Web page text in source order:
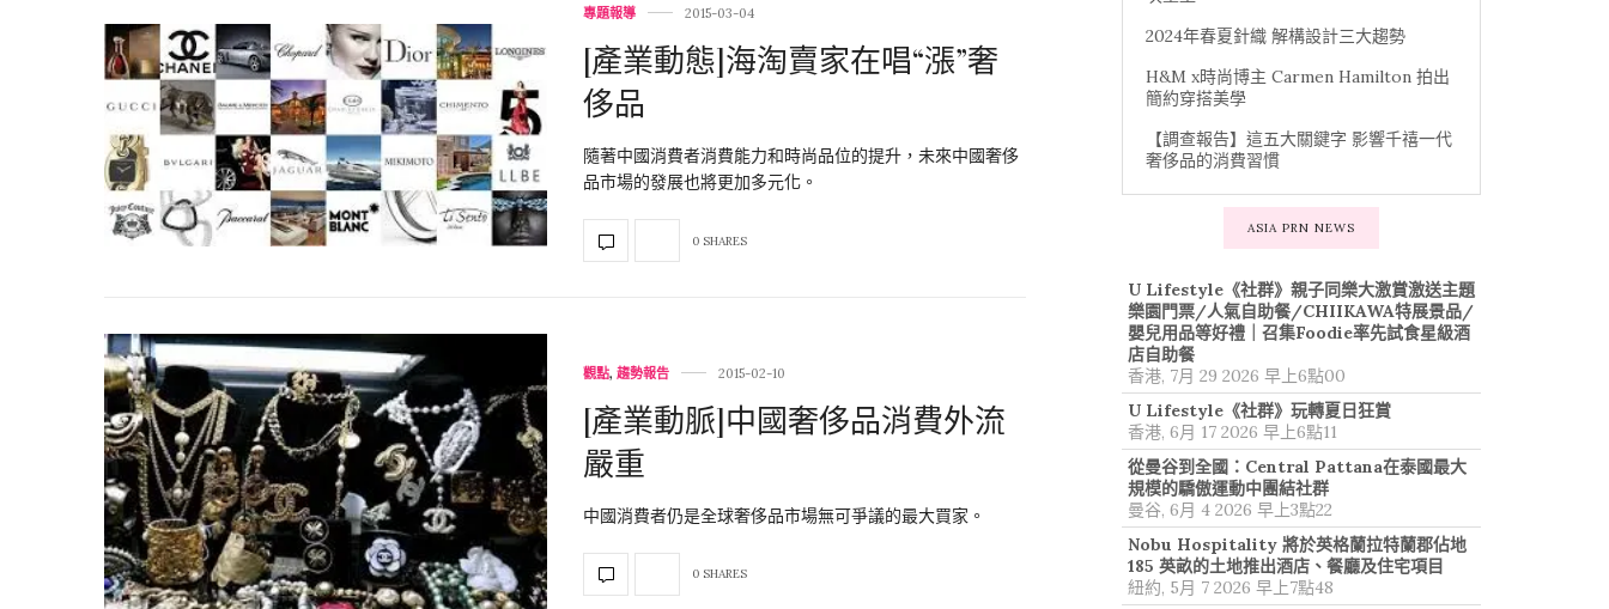
專題報導 2015-03-04
[產業動態]海淘賣家在唱“漲”奢
侈品
隨著中國消費者消費能力和時尚品位的提升，未來中國奢侈
品市場的發展也將更加多元化。
0 SHARES
觀點, 趨勢報告 2015-02-10
[產業動脈]中國奢侈品消費外流
嚴重
中國消費者仍是全球奢侈品市場無可爭議的最大買家。
0 SHARES
2024年春夏針織 解構設計三大趨勢
H&M x時尚博主 Carmen Hamilton 拍出
簡約穿搭美學
【調查報告】這五大關鍵字 影響千禧一代
奢侈品的消費習慣
ASIA PRN NEWS
U Lifestyle《社群》親子同樂大激賞激送主題
樂園門票/人氣自助餐/CHIIKAWA特展景品/
嬰兒用品等好禮｜召集Foodie率先試食星級酒
店自助餐
香港, 7月 29 2026 早上6點00
U Lifestyle《社群》玩轉夏日狂賞
香港, 6月 17 2026 早上6點11
從曼谷到全國：Central Pattana在泰國最大
規模的驕傲運動中團結社群
曼谷, 6月 4 2026 早上3點22
Nobu Hospitality 將於英格蘭拉特蘭郡佔地
185 英畝的土地推出酒店、餐廳及住宅項目
紐約, 5月 7 2026 早上7點48